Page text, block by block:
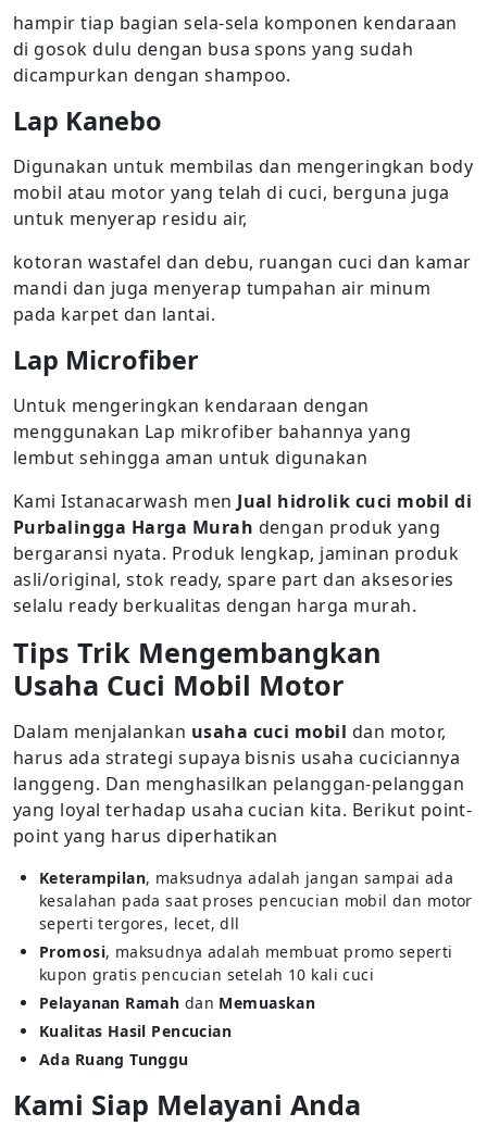
hampir tiap bagian sela-sela komponen kendaraan
di gosok dulu dengan busa spons yang sudah
dicampurkan dengan shampoo.
Lap Kanebo
Digunakan untuk membilas dan mengeringkan body
mobil atau motor yang telah di cuci, berguna juga
untuk menyerap residu air,
kotoran wastafel dan debu, ruangan cuci dan kamar
mandi dan juga menyerap tumpahan air minum
pada karpet dan lantai.
Lap Microfiber
Untuk mengeringkan kendaraan dengan
menggunakan Lap mikrofiber bahannya yang
lembut sehingga aman untuk digunakan
Kami Istanacarwash men Jual hidrolik cuci mobil di
Purbalingga Harga Murah dengan produk yang
bergaransi nyata. Produk lengkap, jaminan produk
asli/original, stok ready, spare part dan aksesories
selalu ready berkualitas dengan harga murah.
Tips Trik Mengembangkan
Usaha Cuci Mobil Motor
Dalam menjalankan usaha cuci mobil dan motor,
harus ada strategi supaya bisnis usaha cuciciannya
langgeng. Dan menghasilkan pelanggan-pelanggan
yang loyal terhadap usaha cucian kita. Berikut point-
point yang harus diperhatikan
Keterampilan, maksudnya adalah jangan sampai ada
kesalahan pada saat proses pencucian mobil dan motor
seperti tergores, lecet, dll
Promosi, maksudnya adalah membuat promo seperti
kupon gratis pencucian setelah 10 kali cuci
Pelayanan Ramah dan Memuaskan
Kualitas Hasil Pencucian
Ada Ruang Tunggu
Kami Siap Melayani Anda